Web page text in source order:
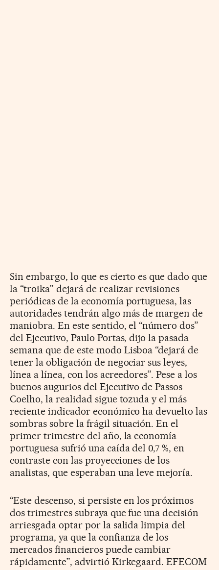
Sin embargo, lo que es cierto es que dado que
la “troika” dejará de realizar revisiones
periódicas de la economía portuguesa, las
autoridades tendrán algo más de margen de
maniobra. En este sentido, el “número dos”
del Ejecutivo, Paulo Portas, dijo la pasada
semana que de este modo Lisboa “dejará de
tener la obligación de negociar sus leyes,
línea a línea, con los acreedores”. Pese a los
buenos augurios del Ejecutivo de Passos
Coelho, la realidad sigue tozuda y el más
reciente indicador económico ha devuelto las
sombras sobre la frágil situación. En el
primer trimestre del año, la economía
portuguesa sufrió una caída del 0,7 %, en
contraste con las proyecciones de los
analistas, que esperaban una leve mejoría.
“Este descenso, si persiste en los próximos
dos trimestres subraya que fue una decisión
arriesgada optar por la salida limpia del
programa, ya que la confianza de los
mercados financieros puede cambiar
rápidamente”, advirtió Kirkegaard. EFECOM